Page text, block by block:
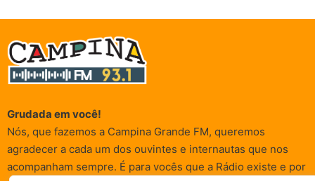
Grudada em você!
Nós, que fazemos a Campina Grande FM, queremos
agradecer a cada um dos ouvintes e internautas que nos
acompanham sempre. É para vocês que a Rádio existe e por